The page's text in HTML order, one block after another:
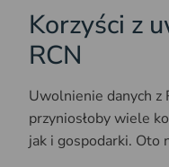
Korzyści z
RCN
Uwolnienie danych z
przyniosłoby wiele
jak i gospodarki. Oto